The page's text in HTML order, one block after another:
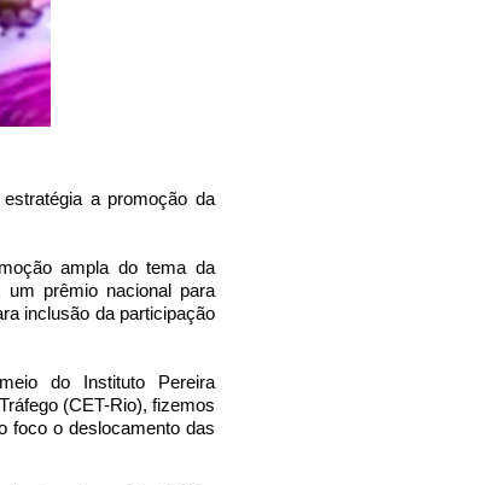
a promoção da
ampla do tema da
um prêmio nacional para
inclusão da participação
do Instituto Pereira
(CET-Rio), fizemos
foco o deslocamento das